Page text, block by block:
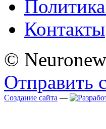
Контакты
©
Отправить
Создание сайта —